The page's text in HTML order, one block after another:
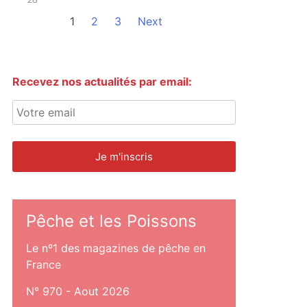
1 2 3 Next
Recevez nos actualités par email:
Pêche et les Poissons
Le nº1 des magazines de pêche en
France
N° 970 - Aout 2026